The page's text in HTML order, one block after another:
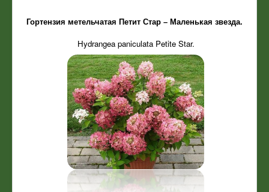
Гортензия метельчатая Петит Стар – Маленькая звезда.
Hydrangea paniculata Petite Star.